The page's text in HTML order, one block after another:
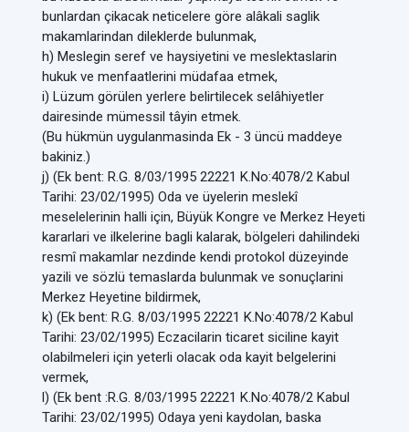
bunlardan çikacak neticelere göre alâkali saglik
makamlarindan dileklerde bulunmak,
h) Meslegin seref ve haysiyetini ve meslektaslarin
hukuk ve menfaatlerini müdafaa etmek,
i) Lüzum görülen yerlere belirtilecek selâhiyetler
dairesinde mümessil tâyin etmek.
(Bu hükmün uygulanmasinda Ek - 3 üncü maddeye
bakiniz.)
j) (Ek bent: R.G. 8/03/1995 22221 K.No:4078/2 Kabul
Tarihi: 23/02/1995) Oda ve üyelerin meslekî
meselelerinin halli için, Büyük Kongre ve Merkez Heyeti
kararlari ve ilkelerine bagli kalarak, bölgeleri dahilindeki
resmî makamlar nezdinde kendi protokol düzeyinde
yazili ve sözlü temaslarda bulunmak ve sonuçlarini
Merkez Heyetine bildirmek,
k) (Ek bent: R.G. 8/03/1995 22221 K.No:4078/2 Kabul
Tarihi: 23/02/1995) Eczacilarin ticaret siciline kayit
olabilmeleri için yeterli olacak oda kayit belgelerini
vermek,
l) (Ek bent :R.G. 8/03/1995 22221 K.No:4078/2 Kabul
Tarihi: 23/02/1995) Odaya yeni kaydolan, baska